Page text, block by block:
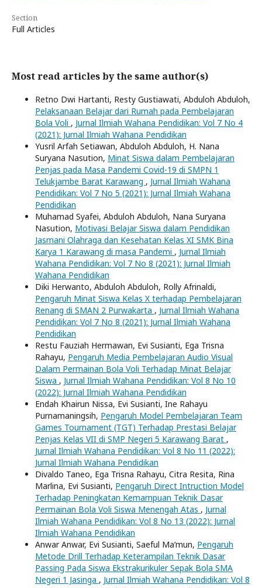
Section
Full Articles
Most read articles by the same author(s)
Retno Dwi Hartanti, Resty Gustiawati, Abduloh Abduloh,
Pelaksanaan Belajar dari Rumah pada Pembelajaran
Bola Voli , Jurnal Ilmiah Wahana Pendidikan: Vol 7 No 4
(2021): Jurnal Ilmiah Wahana Pendidikan
Yusril Arfah Setiawan, Abduloh Abduloh, H. Nana
Suryana Nasution, Minat Siswa dalam Pembelajaran
Penjas pada Masa Pandemi Covid-19 di SMPN 1
Telukjambe Barat Karawang , Jurnal Ilmiah Wahana
Pendidikan: Vol 7 No 5 (2021): Jurnal Ilmiah Wahana
Pendidikan
Muhamad Syafei, Abduloh Abduloh, Nana Suryana
Nasution, Motivasi Belajar Siswa dalam Pendidikan
Jasmani Olahraga dan Kesehatan Kelas XI SMK Bina
Karya 1 Karawang di masa Pandemi , Jurnal Ilmiah
Wahana Pendidikan: Vol 7 No 8 (2021): Jurnal Ilmiah
Wahana Pendidikan
Diki Herwanto, Abduloh Abduloh, Rolly Afrinaldi,
Pengaruh Minat Siswa Kelas X terhadap Pembelajaran
Renang di SMAN 2 Purwakarta , Jurnal Ilmiah Wahana
Pendidikan: Vol 7 No 8 (2021): Jurnal Ilmiah Wahana
Pendidikan
Restu Fauziah Hermawan, Evi Susianti, Ega Trisna
Rahayu, Pengaruh Media Pembelajaran Audio Visual
Dalam Permainan Bola Voli Terhadap Minat Belajar
Siswa , Jurnal Ilmiah Wahana Pendidikan: Vol 8 No 10
(2022): Jurnal Ilmiah Wahana Pendidikan
Endah Khairun Nissa, Evi Susianti, Ine Rahayu
Purnamaningsih, Pengaruh Model Pembelajaran Team
Games Tournament (TGT) Terhadap Prestasi Belajar
Penjas Kelas VII di SMP Negeri 5 Karawang Barat ,
Jurnal Ilmiah Wahana Pendidikan: Vol 8 No 11 (2022):
Jurnal Ilmiah Wahana Pendidikan
Divaldo Taneo, Ega Trisna Rahayu, Citra Resita, Rina
Marlina, Evi Susianti, Pengaruh Direct Intruction Model
Terhadap Peningkatan Kemampuan Teknik Dasar
Permainan Bola Voli Siswa Menengah Atas , Jurnal
Ilmiah Wahana Pendidikan: Vol 8 No 13 (2022): Jurnal
Ilmiah Wahana Pendidikan
Anwar Anwar, Evi Susianti, Saeful Ma’mun, Pengaruh
Metode Drill Terhadap Keterampilan Teknik Dasar
Passing Pada Siswa Ekstrakurikuler Sepak Bola SMA
Negeri 1 Jasinga , Jurnal Ilmiah Wahana Pendidikan: Vol 8